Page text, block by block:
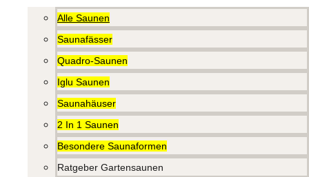
Alle Saunen
Saunafässer
Quadro-Saunen
Iglu Saunen
Saunahäuser
2 In 1 Saunen
Besondere Saunaformen
Ratgeber Gartensaunen